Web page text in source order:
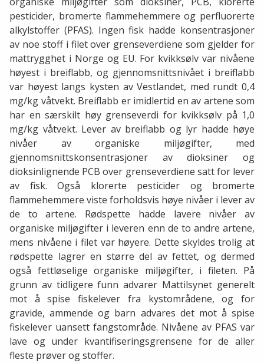
pesticider, bromerte flammehemmere og perfluorerte
alkylstoffer (PFAS). Ingen fisk hadde konsentrasjoner
av noe stoff i filet over grenseverdiene som gjelder for
mattrygghet i Norge og EU. For kvikksølv var nivåene
høyest i breiflabb, og gjennomsnittsnivået i breiflabb
var høyest langs kysten av Vestlandet, med rundt 0,4
mg/kg våtvekt. Breiflabb er imidlertid en av artene som
har en særskilt høy grenseverdi for kvikksølv på 1,0
mg/kg våtvekt. Lever av breiflabb og lyr hadde høye
nivåer av organiske miljøgifter, med
gjennomsnittskonsentrasjoner av dioksiner og
dioksinlignende PCB over grenseverdiene satt for lever
av fisk. Også klorerte pesticider og bromerte
flammehemmere viste forholdsvis høye nivåer i lever av
de to artene. Rødspette hadde lavere nivåer av
organiske miljøgifter i leveren enn de to andre artene,
mens nivåene i filet var høyere. Dette skyldes trolig at
rødspette lagrer en større del av fettet, og dermed
også fettløselige organiske miljøgifter, i fileten. På
grunn av tidligere funn advarer Mattilsynet generelt
mot å spise fiskelever fra kystområdene, og for
gravide, ammende og barn advares det mot å spise
fiskelever uansett fangstområde. Nivåene av PFAS var
lave og under kvantifiseringsgrensene for de aller
fleste prøver og stoffer.